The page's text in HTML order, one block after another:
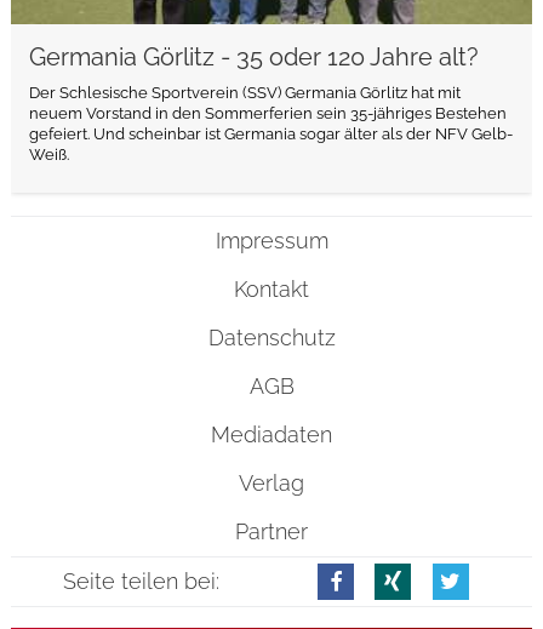
Germania Görlitz - 35 oder 120 Jahre alt?
Der Schlesische Sportverein (SSV) Germania Görlitz hat mit
neuem Vorstand in den Sommerferien sein 35-jähriges Bestehen
gefeiert. Und scheinbar ist Germania sogar älter als der NFV Gelb-
Weiß.
Impressum
Kontakt
Datenschutz
AGB
Mediadaten
Verlag
Partner
Seite teilen bei: